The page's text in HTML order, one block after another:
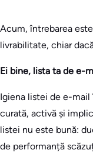
Acum, întrebarea
livrabilitate, chiar
Ei bine, lista ta de e-
Igiena listei de e-mail
curată, activă și
listei nu este bună:
de performanță